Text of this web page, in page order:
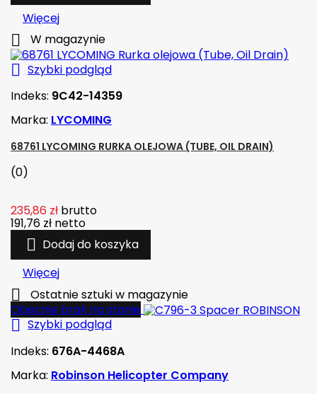
Więcej
 W magazynie
 Szybki podgląd
Indeks: 9C42-14359
Marka: LYCOMING
68761 LYCOMING RURKA OLEJOWA (TUBE, OIL DRAIN)
(0)
235,86 zł brutto
191,76 zł netto
 Dodaj do koszyka
Więcej

Ostatnie sztuki w magazynie
Obecnie brak na stanie
 Szybki podgląd
Indeks: 676A-4468A
Marka: Robinson Helicopter Company